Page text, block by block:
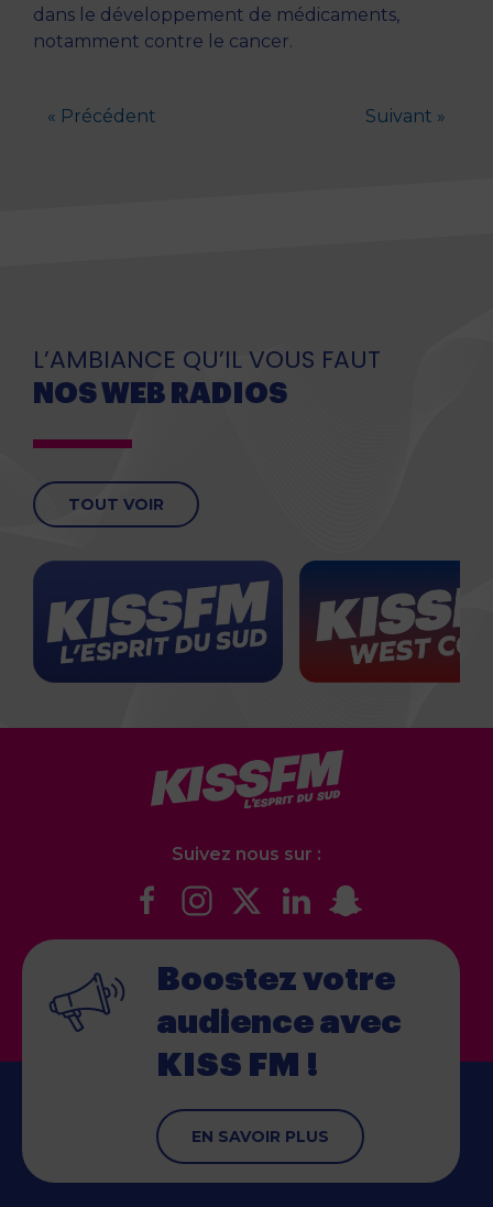
dans le développement de médicaments,
notamment contre le cancer.
« Précédent Suivant »
L’AMBIANCE QU’IL VOUS FAUT
NOS WEB RADIOS
TOUT VOIR
Suivez nous sur :
Boostez votre
audience avec
KISS FM !
EN SAVOIR PLUS